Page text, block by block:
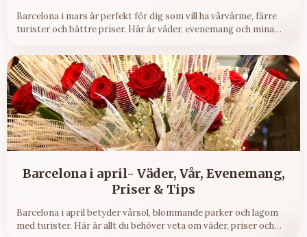
Barcelona i mars är perfekt för dig som vill ha vårvärme, färre
turister och bättre priser. Här är väder, evenemang och mina
Barcelona i april- Väder, Vår, Evenemang,
Priser & Tips
Barcelona i april betyder vårsol, blommande parker och lagom
med turister. Här är allt du behöver veta om väder, priser och